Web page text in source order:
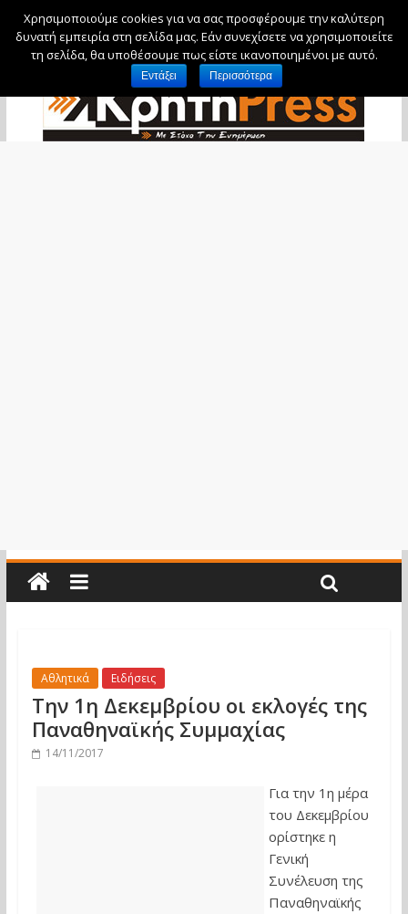
Παρασκευή, 7 Αυγούστου, 2026
Αθλητικά Ειδήσεις
Την 1η Δεκεμβρίου οι εκλογές της
Παναθηναϊκής Συμμαχίας
14/11/2017
Για την 1η μέρα
του Δεκεμβρίου
ορίστηκε η
Γενική
Συνέλευση της
Παναθηναϊκής
Χρησιμοποιούμε cookies για να σας προσφέρουμε την καλύτερη
δυνατή εμπειρία στη σελίδα μας. Εάν συνεχίσετε να χρησιμοποιείτε
τη σελίδα, θα υποθέσουμε πως είστε ικανοποιημένοι με αυτό.
Εντάξει Περισσότερα